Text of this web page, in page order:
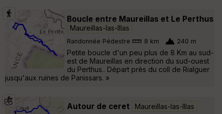
Boucle entre Maureillas et Le Perthus
Maureillas-las-Illas
Randonnée Pédestre 8 km 240 m
Petite boucle d'un peu plus de 8 Km au sud-
est de Maureillas en direction du sud-ouest
du Perthus.. Départ près du coll de Rialguer
jusqu'aux ruines de Panissars. »
Autour de ceret Maureillas-las-Illas